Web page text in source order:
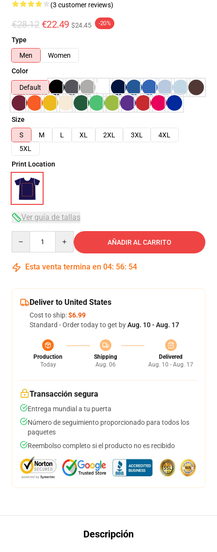
(3 customer reviews)
€28.12 €22.49 $24.45 -20%
Type
Men
Women
Color
Default
Size
S
M L XL 2XL 3XL
4XL
5XL
Print Location
Ver guía de tallas
AÑADIR AL CARRITO
Esta venta termina en 04: 56: 54
Deliver to United States
Cost to ship:$6.99
Standard - Order today to get byAug. 10 - Aug. 17
Production
Today
Shipping
Aug. 06
Delivered
Aug. 10 - Aug. 17
Transacción segura
Entrega mundial a tu puerta
Número de seguimiento proporcionado para todos los
paquetes
Reembolso completo si el producto no es recibido
Descripción